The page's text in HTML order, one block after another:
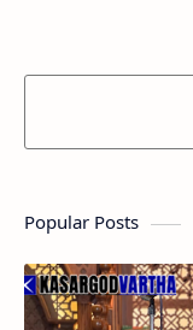
Popular Posts